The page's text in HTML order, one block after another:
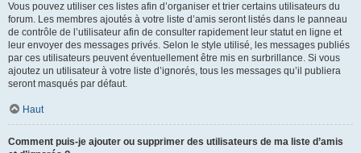
Vous pouvez utiliser ces listes afin d’organiser et trier certains utilisateurs du
forum. Les membres ajoutés à votre liste d’amis seront listés dans le panneau
de contrôle de l’utilisateur afin de consulter rapidement leur statut en ligne et
leur envoyer des messages privés. Selon le style utilisé, les messages publiés
par ces utilisateurs peuvent éventuellement être mis en surbrillance. Si vous
ajoutez un utilisateur à votre liste d’ignorés, tous les messages qu’il publiera
seront masqués par défaut.
Haut
Comment puis-je ajouter ou supprimer des utilisateurs de ma liste d’amis